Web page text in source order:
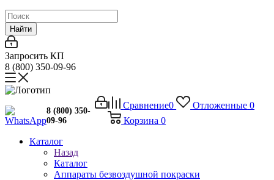
Найти
Запросить КП
8 (800) 350-09-96
Сравнение0 Отложенные 0
Корзина 0
8 (800) 350-
09-96
Каталог
Назад
Каталог
Аппараты безвоздушной покраски